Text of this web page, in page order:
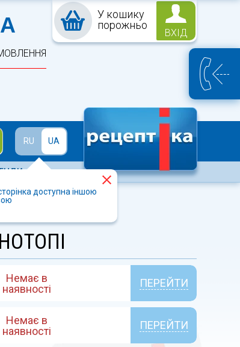
У кошику
порожньо
ВХІД
RU UA
доступна іншою
Немає в
наявності
ПЕРЕЙТИ
Немає в
наявності
ПЕРЕЙТИ